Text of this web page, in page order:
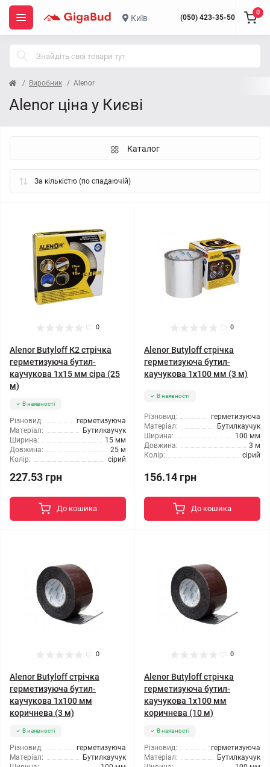
Київ (050) 423-35-50
0
Виробник Alenor
Alenor ціна у Києві
Каталог
0
Alenor Butyloff К2 стрічка
герметизуюча бутил-
каучукова 1х15 мм сіра (25
м)
В наявності
Різновид:
герметизуюча
Матеріал:
Бутилкаучук
Ширина:
15 мм
Довжина:
25 м
Колір:
сірий
227.53 грн
До кошика
0
Alenor Butyloff стрічка
герметизуюча бутил-
каучукова 1х100 мм (3 м)
В наявності
Різновид:
герметизуюча
Матеріал:
Бутилкаучук
Ширина:
100 мм
Довжина:
3 м
Колір:
сірий
156.14 грн
До кошика
0
Alenor Butyloff стрічка
герметизуюча бутил-
каучукова 1х100 мм
коричнева (3 м)
В наявності
Різновид:
герметизуюча
Матеріал:
Бутилкаучук
0
Alenor Butyloff стрічка
герметизуюча бутил-
каучукова 1х100 мм
коричнева (10 м)
В наявності
Різновид:
герметизуюча
Матеріал:
Бутилкаучук